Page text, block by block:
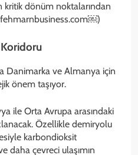
dönüm noktalarından
Koridoru
Danimarka ve Almanya için
önem taşıyor.
ile Orta Avrupa arasındaki
Özellikle demiryolu
karbondioksit
daha çevreci ulaşımın